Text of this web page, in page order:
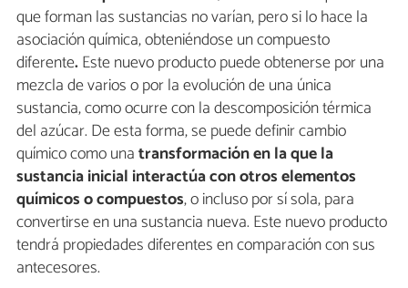
que forman las sustancias no varían, pero si lo hace la
asociación química, obteniéndose un compuesto
diferente.Este nuevo producto puede obtenerse por una
mezcla de varios o por la evolución de una única
sustancia, como ocurre con la descomposición térmica
del azúcar. De esta forma, se puede definir cambio
químico como unatransformación en la que la
sustancia inicial interactúa con otros elementos
químicos o compuestos, o incluso por sí sola, para
convertirse en una sustancia nueva. Este nuevo producto
tendrá propiedades diferentes en comparación con sus
antecesores.